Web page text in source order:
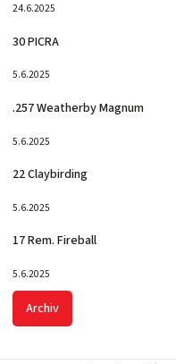
24.6.2025
30 PICRA
5.6.2025
.257 Weatherby Magnum
5.6.2025
22 Claybirding
5.6.2025
17 Rem. Fireball
5.6.2025
Archiv